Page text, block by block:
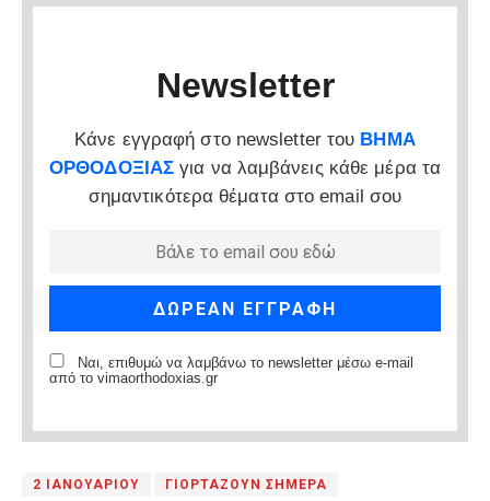
Newsletter
Κάνε εγγραφή στο newsletter του ΒΗΜΑ
ΟΡΘΟΔΟΞΙΑΣ για να λαμβάνεις κάθε μέρα τα
σημαντικότερα θέματα στο email σου
Ναι, επιθυμώ να λαμβάνω το newsletter μέσω e-mail
από το vimaorthodoxias.gr
2 ΙΑΝΟΥΑΡΙΟΥ ΓΙΟΡΤΑΖΟΥΝ ΣΗΜΕΡΑ